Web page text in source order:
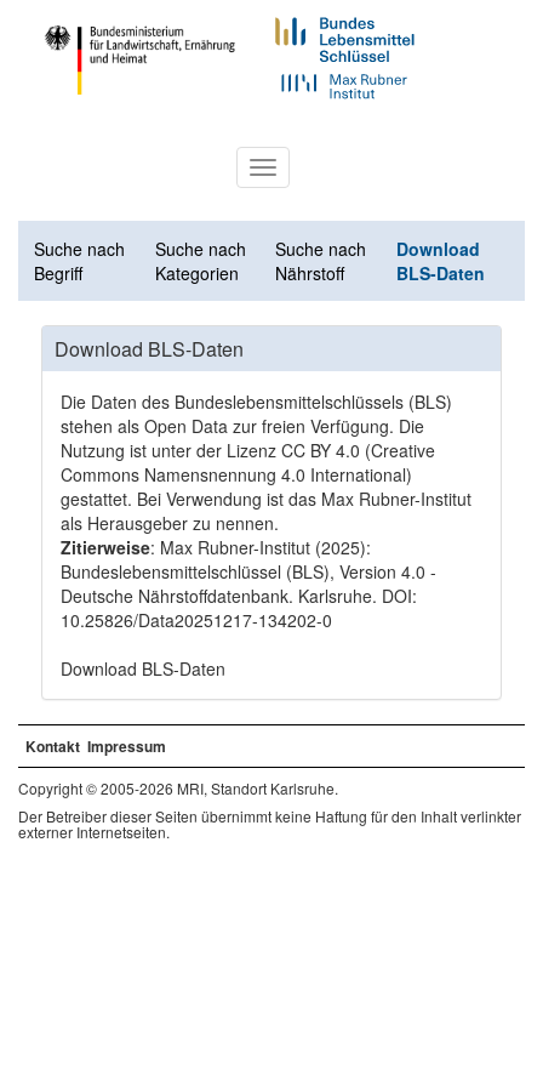
Toggle
navigation
Suche nach
Begriff
Suche nach
Kategorien
Suche nach
Nährstoff
Download
BLS-Daten
Download BLS-Daten
Die Daten des Bundeslebensmittelschlüssels (BLS)
stehen als Open Data zur freien Verfügung. Die
Nutzung ist unter der Lizenz CC BY 4.0 (Creative
Commons Namensnennung 4.0 International)
gestattet. Bei Verwendung ist das Max Rubner-Institut
als Herausgeber zu nennen.
Zitierweise: Max Rubner-Institut (2025):
Bundeslebensmittelschlüssel (BLS), Version 4.0 -
Deutsche Nährstoffdatenbank. Karlsruhe. DOI:
10.25826/Data20251217-134202-0
Download BLS-Daten
Kontakt Impressum
Copyright © 2005-2026 MRI, Standort Karlsruhe.
Der Betreiber dieser Seiten übernimmt keine Haftung für den Inhalt verlinkter
externer Internetseiten.